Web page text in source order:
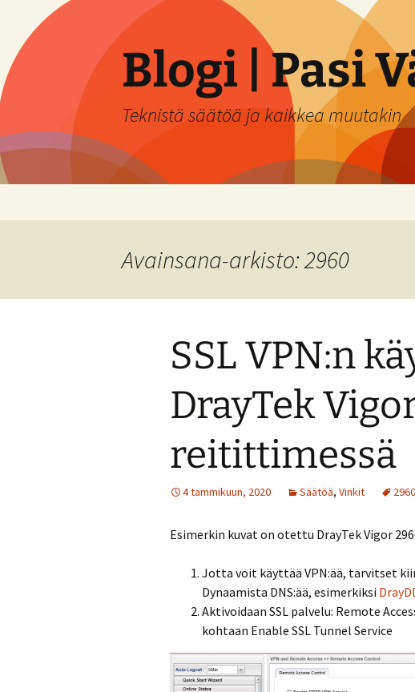
sisältöön
Blogi | Pasi
Teknistä säätöä ja kaikkea muutakin
Avainsana-arkisto: 2960
SSL VPN:n
DrayTek
reitittimessä
4 tammikuun, 2020 Säätöä, Vinkit 2960
Esimerkin kuvat on otettu DrayTek Vigor
Jotta voit käyttää VPN:ää, tarvitset
Dynaamista DNS:ää, esimerkiksi
Aktivoidaan SSL palvelu: Remote
kohtaan Enable SSL Tunnel Service